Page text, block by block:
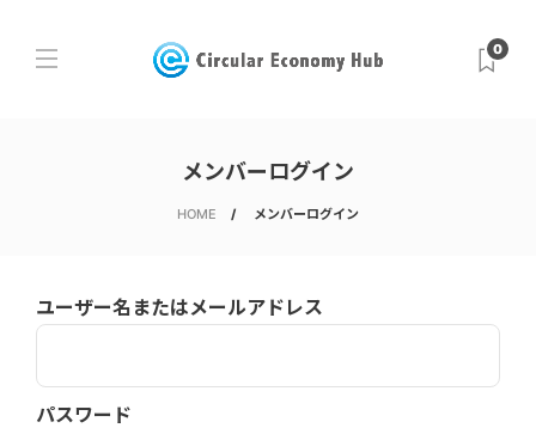
0
メンバーログイン
HOME メンバーログイン
ユーザー名またはメールアドレス
パスワード